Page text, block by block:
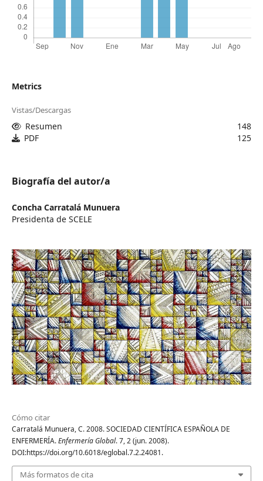
Metrics
Vistas/Descargas
Resumen
148
PDF
125
Biografía del autor/a
Concha Carratalá Munuera
Presidenta de SCELE
Cómo citar
Carratalá Munuera, C. 2008. SOCIEDAD CIENTÍFICA ESPAÑOLA DE
ENFERMERÍA.Enfermería Global. 7, 2 (jun. 2008).
DOI:https://doi.org/10.6018/eglobal.7.2.24081.
Más formatos de cita